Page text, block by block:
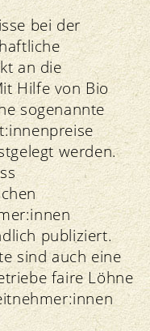
bei der
an die
Hilfe von Bio
sogenannte
werden.
publiziert.
sind auch eine
faire Löhne